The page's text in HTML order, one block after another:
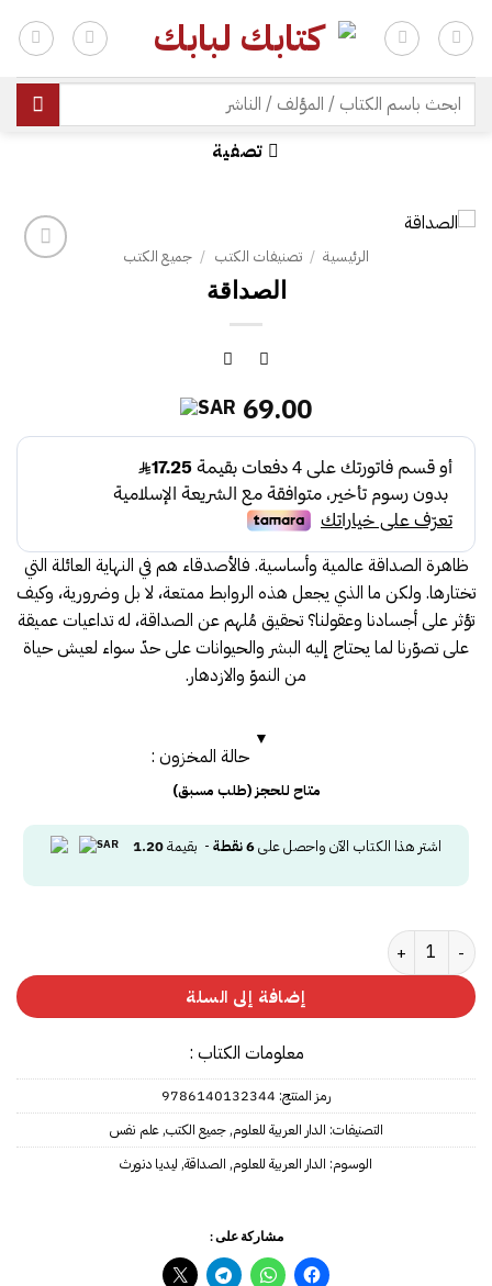
للمحتوى
البحث
عن:
تصفية
الرئيسية / تصنيفات الكتب / جميع الكتب
الصداقة
69.00
ظاهرة الصداقة عالمية وأساسية. فالأصدقاء هم في النهاية العائلة التي
تختارها. ولكن ما الذي يجعل هذه الروابط ممتعة، لا بل وضرورية، وكيف
تؤثر على أجسادنا وعقولنا؟ تحقيق مُلهم عن الصداقة، له تداعيات عميقة
على تصوّرنا لما يحتاج إليه البشر والحيوانات على حدّ سواء لعيش حياة
من النموّ والازدهار.
حالة المخزون :
متاح للحجز (طلب مسبق)
اشتر هذا الكتاب الآن واحصل على6نقطة - بقيمة1.20
كمية الصداقة
إضافة إلى السلة
معلومات الكتاب :
رمز المنتج: 9786140132344
التصنيفات: الدار العربية للعلوم,جميع الكتب,علم نفس
الوسوم: الدار العربية للعلوم, الصداقة, ليديا دنورث
مشاركة على :
| شحن مجاني للطلبات +300 ريال | تغليف مجاني للطلبات +150 ريال |